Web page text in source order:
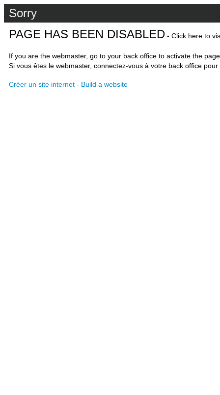
Sorry
PAGE HAS BEEN DISABLED - Click here to
If you are the webmaster, go to your back office to activate the
Si vous êtes le webmaster, connectez-vous à votre back office
Créer un site internet - Build a website